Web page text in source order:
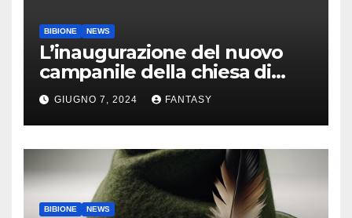
BIBIONE NEWS
L’inaugurazione del nuovo
campanile della chiesa di
Santa Maria Assunta di
Bibione
GIUGNO 7, 2024 FANTASY
BIBIONE NEWS